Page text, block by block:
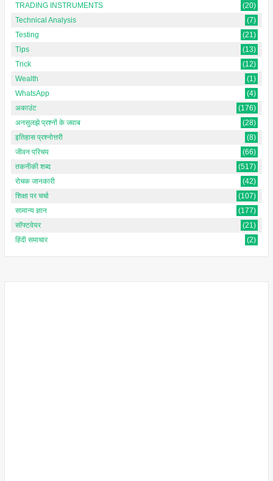
TRADING INSTRUMENTS
(20)
Technical Analysis
(7)
Testing
(21)
Tips
(13)
Trick
(12)
Wealth
(1)
WhatsApp
(4)
अकाउंट
(176)
अनसुलझे प्रश्नों के जवाब
(28)
इतिहास प्रश्नोत्तरी
(8)
जीवन परिचय
(66)
तकनीकी शब्द
(517)
रोचक जानकारी
(42)
शिक्षा पर चर्चा
(107)
सामान्य ज्ञान
(177)
सॉफ्टवेयर
(21)
हिंदी समाचार
(2)